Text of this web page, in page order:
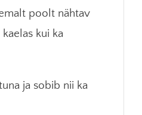
poolt nähtav
kui ka
ja sobib nii ka